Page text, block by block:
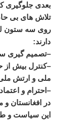
بعدی جلوگیری
تلاش های بی
روی سه ستون
دارند:
–تصمیم گیری
–کنترل بیش از
ملی و ارتش
– احترام و اعتماد
در
افغانستان و
این سیاست و